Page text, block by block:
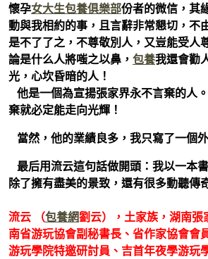
懷孕女大生包養俱樂部份者的微信，其
動與我相約的事，且言辭非常懇切，不
是不了了之，不尊敬別人，又豈能受人
論是什么人將嗤之以鼻， 包養我還會勸
光，心坎昏暗的人！
他是一個為宣揚張家界永不言棄的人
棄就必定能走向光輝！
當然，他的業績良多，我只寫了一個
最后用流云這句話做開頭：我以一本
除了擁有盡美的景致，還有很多動聽傳
流云 （包養網劉云），土家族，湖南張
南省游玩協會副秘書長、省作家協會會
游玩學院特邀研討員、吉首年夜學游玩